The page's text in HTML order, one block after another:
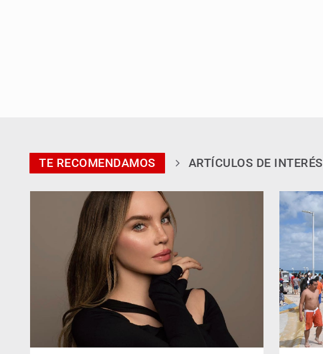
TE RECOMENDAMOS ARTÍCULOS DE INTERÉS